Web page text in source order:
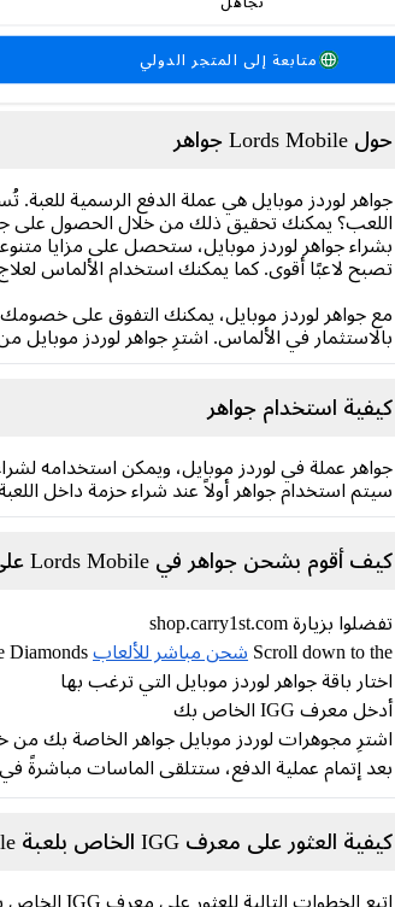
حول Lords Mobile جواهر
جواهر لوردز موبايل هي عملة الدفع الرسمية
اللعب؟ يمكنك تحقيق ذلك من خلال الحصول على
بشراء جواهر لوردز موبايل، ستحصل على مزايا
تصبح لاعبًا أقوى. كما يمكنك استخدام الألماس
مع جواهر لوردز موبايل، يمكنك التفوق على خصومك
بالاستثمار في الألماس. اشترِ جواهر لوردز موبايل
كيفية استخدام جواهر
جواهر عملة في لوردز موبايل، ويمكن استخدامه
سيتم استخدام جواهر أولاً عند شراء حزمة داخل
كيف أقوم بشحن جواهر في Lords Mobile على Carry1st Shop؟
تفضلوا بزيارة shop.carry1st.com
Scroll down to the شحن مباشر للألعاب
اختار باقة جواهر لوردز موبايل التي ترغب بها
أدخل معرف IGG الخاص بك
اشترِ مجوهرات لوردز موبايل جواهر الخاصة بك من
بعد إتمام عملية الدفع، ستتلقى الماسات مباشرةً
كيفية العثور على معرف IGG الخاص بلعبة Lords Mobile
اتبع الخطوات التالية للعثور على معرف IGG الخاص بك في Lords Mobile:
متابعة إلى المتجر الدولي